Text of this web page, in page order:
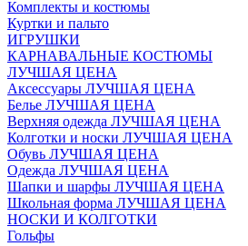
Комплекты и костюмы
Куртки и пальто
ИГРУШКИ
КАРНАВАЛЬНЫЕ КОСТЮМЫ
ЛУЧШАЯ ЦЕНА
Аксессуары ЛУЧШАЯ ЦЕНА
Белье ЛУЧШАЯ ЦЕНА
Верхняя одежда ЛУЧШАЯ ЦЕНА
Колготки и носки ЛУЧШАЯ ЦЕНА
Обувь ЛУЧШАЯ ЦЕНА
Одежда ЛУЧШАЯ ЦЕНА
Шапки и шарфы ЛУЧШАЯ ЦЕНА
Школьная форма ЛУЧШАЯ ЦЕНА
НОСКИ И КОЛГОТКИ
Гольфы